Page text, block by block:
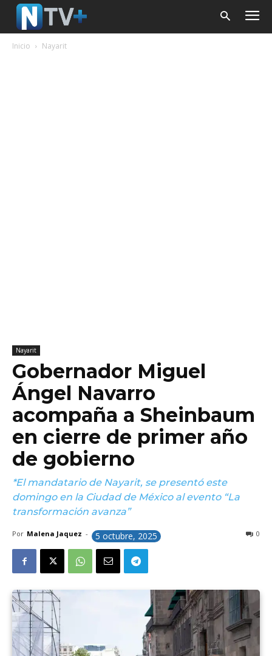
Inicio Nayarit
Nayarit
Gobernador Miguel
Ángel Navarro
acompaña a Sheinbaum
en cierre de primer año
de gobierno
*El mandatario de Nayarit, se presentó este
domingo en la Ciudad de México al evento “La
transformación avanza”
Por Malena Jaquez - 5 octubre, 2025 0